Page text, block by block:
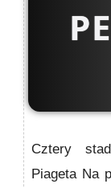
Cztery
Piageta Na